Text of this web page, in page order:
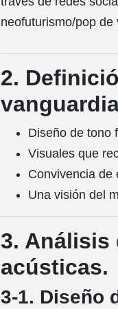
neofuturismo/pop
2.
Diseño de tono
Visuales que
Convivencia de
Una visión del
3. Análisis
acústicas.
3-1. Diseño